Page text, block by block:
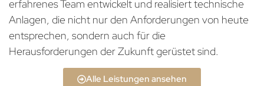
erfahrenes Team entwickelt und realisiert technische
Anlagen, die nicht nur den Anforderungen von heute
entsprechen, sondern auch für die
Herausforderungen der Zukunft gerüstet sind.
Alle Leistungen ansehen